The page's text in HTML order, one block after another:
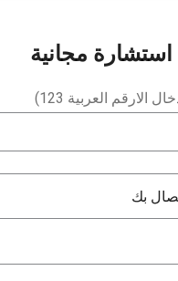
مجانية
العربية 123)